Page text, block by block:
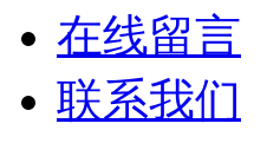
在线留言
联系我们